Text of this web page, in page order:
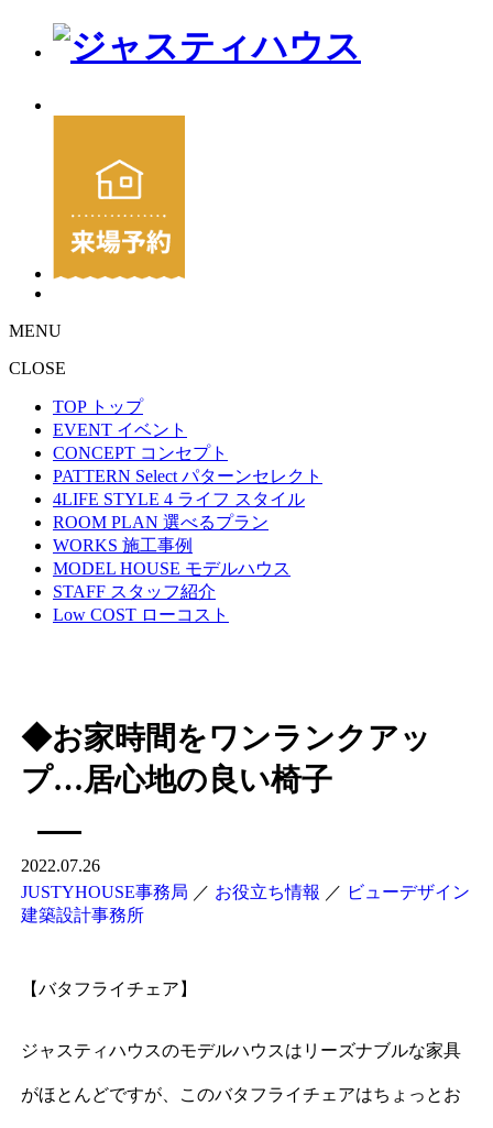
MENU
CLOSE
TOP トップ
EVENT イベント
CONCEPT コンセプト
PATTERN Select パターンセレクト
4LIFE STYLE 4 ライフ スタイル
ROOM PLAN 選べるプラン
WORKS 施工事例
MODEL HOUSE モデルハウス
STAFF スタッフ紹介
Low COST ローコスト
◆お家時間をワンランクアッ
プ…居心地の良い椅子
2022.07.26
JUSTYHOUSE事務局 ／ お役立ち情報 ／ ビューデザイン
建築設計事務所
【バタフライチェア】
ジャスティハウスのモデルハウスはリーズナブルな家具
がほとんどですが、このバタフライチェアはちょっとお